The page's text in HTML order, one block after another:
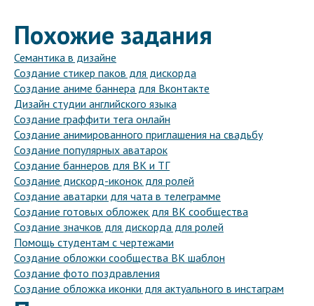
Похожие задания
Семантика в дизайне
Создание стикер паков для дискорда
Создание аниме баннера для Вконтакте
Дизайн студии английского языка
Создание граффити тега онлайн
Создание анимированного приглашения на свадьбу
Создание популярных аватарок
Создание баннеров для ВК и ТГ
Создание дискорд-иконок для ролей
Создание аватарки для чата в телеграмме
Создание готовых обложек для ВК сообщества
Создание значков для дискорда для ролей
Помощь студентам с чертежами
Создание обложки сообщества ВК шаблон
Создание фото поздравления
Создание обложка иконки для актуального в инстаграм